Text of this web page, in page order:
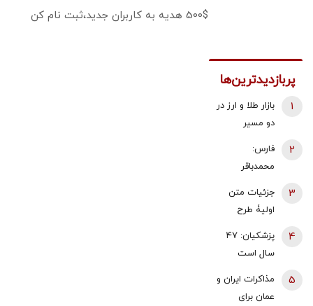
500$ هدیه به کاربران جدید،ثبت نام کن
پربازدیدترین‌ها
بازار طلا و ارز در
دو مسیر
عقب نشست،
طلا و سکه با
اونس جهانی
بالا رفتند |
مثبت به
معامله‌گران
رسید!
1
فارس:
محمدباقر
داد/ محسن
رضایی دبیر
شورای عالی
امنیت ملی شد
2
جزئیات متن
اولیۀ طرح
مدیریت تنگه
هرمز منتشر
شد
3
پزشکیان: ۴۷
سال است
درست کار
4
مذاکرات ایران و
عمان برای
5